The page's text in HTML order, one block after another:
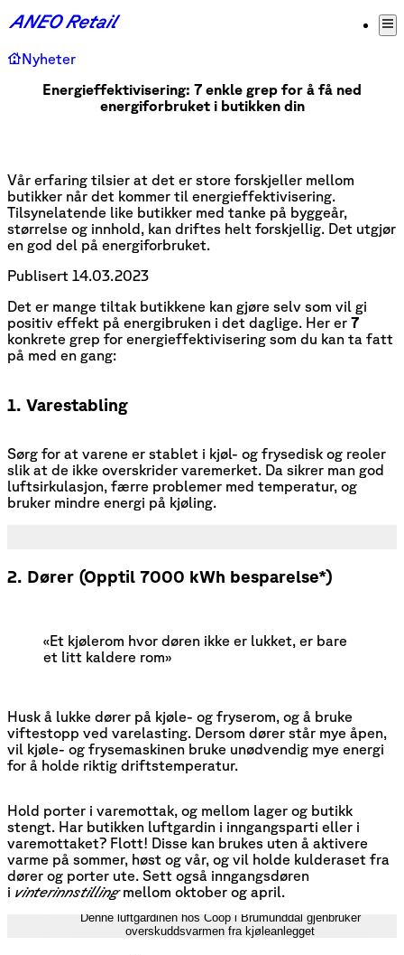
Nyheter
Energieffektivisering: 7 enkle grep for å få ned
energiforbruket i butikken din
Vår erfaring tilsier at det er store forskjeller mellom
butikker når det kommer til energieffektivisering.
Tilsynelatende like butikker med tanke på byggeår,
størrelse og innhold, kan driftes helt forskjellig. Det utgjør
en god del på energiforbruket.
Publisert 14.03.2023
Det er mange tiltak butikkene kan gjøre selv som vil gi
positiv effekt på energibruken i det daglige. Her er 7
konkrete grep for energieffektivisering som du kan ta fatt
på med en gang:
1. Varestabling
Sørg for at varene er stablet i kjøl- og frysedisk og reoler
slik at de ikke overskrider varemerket. Da sikrer man god
luftsirkulasjon, færre problemer med temperatur, og
bruker mindre energi på kjøling.
2. Dører (Opptil 7000 kWh besparelse*)
«Et kjølerom hvor døren ikke er lukket, er bare
et litt kaldere rom»
Husk å lukke dører på kjøle- og fryserom, og å bruke
viftestopp ved varelasting. Dersom dører står mye åpen,
vil kjøle- og frysemaskinen bruke unødvendig mye energi
for å holde riktig driftstemperatur.
Hold porter i varemottak, og mellom lager og butikk
stengt. Har butikken luftgardin i inngangsparti eller i
varemottaket? Flott! Disse kan brukes uten å aktivere
varme på sommer, høst og vår, og vil holde kulderaset fra
dører og porter ute. Sett også inngangsdøren
i vinterinnstillingmellom oktober og april.
Denne luftgardinen hos Coop i Brumunddal gjenbruker
overskuddsvarmen fra kjøleanlegget